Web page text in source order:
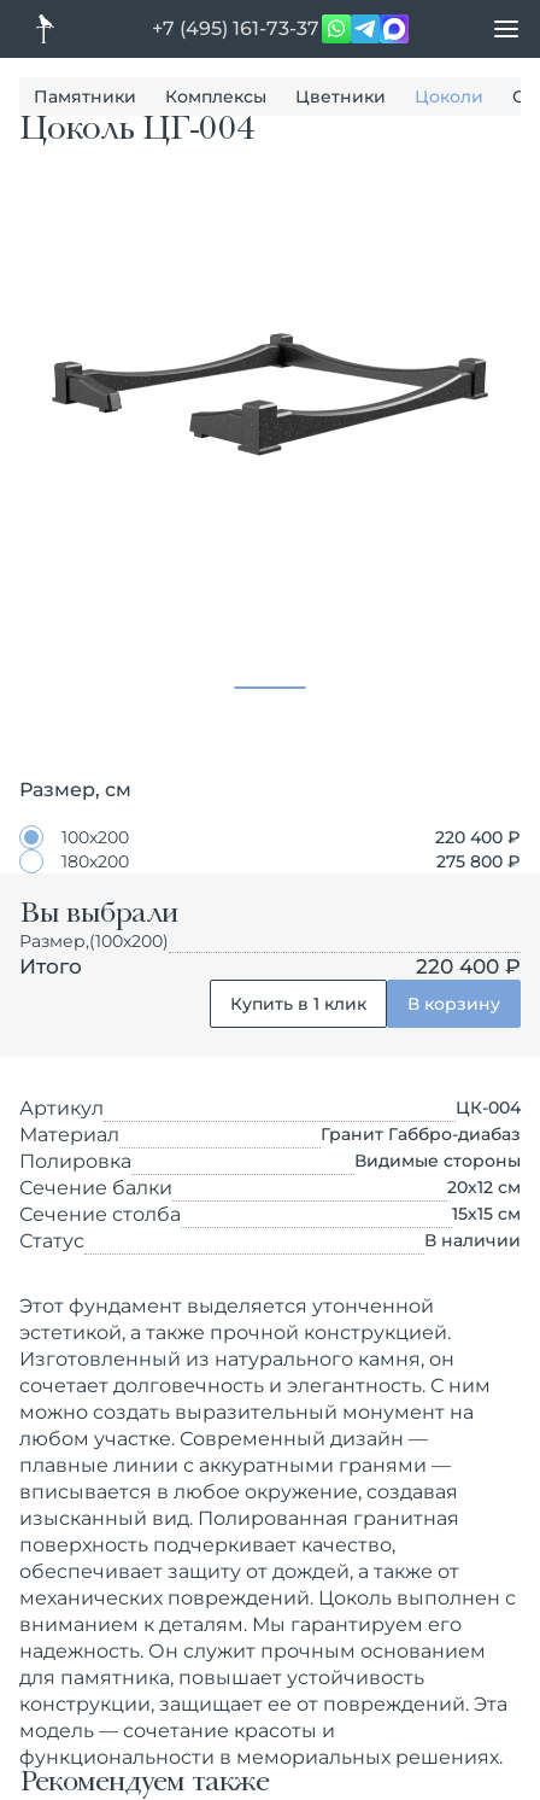
+7 (495) 161-73-37
Памятники Комплексы Цветники Цоколи
Цоколь ЦГ-004
Размер, см
100х200 220 400 ₽
180х200
275 800 ₽
Вы выбрали
Размер,(100х200)
Итого 220 400 ₽
Купить в 1 клик В корзину
Артикул ЦК-004
Материал Гранит Габбро-диабаз
Полировка Видимые стороны
Сечение балки 20х12 см
Сечение столба 15х15 см
Статус В наличии
Этот фундамент выделяется утонченной
эстетикой, а также прочной конструкцией.
Изготовленный из натурального камня, он
сочетает долговечность и элегантность. С ним
можно создать выразительный монумент на
любом участке. Современный дизайн —
плавные линии с аккуратными гранями —
вписывается в любое окружение, создавая
изысканный вид. Полированная гранитная
поверхность подчеркивает качество,
обеспечивает защиту от дождей, а также от
механических повреждений. Цоколь выполнен с
вниманием к деталям. Мы гарантируем его
надежность. Он служит прочным основанием
для памятника, повышает устойчивость
конструкции, защищает ее от повреждений. Эта
модель — сочетание красоты и
функциональности в мемориальных решениях.
Рекомендуем также